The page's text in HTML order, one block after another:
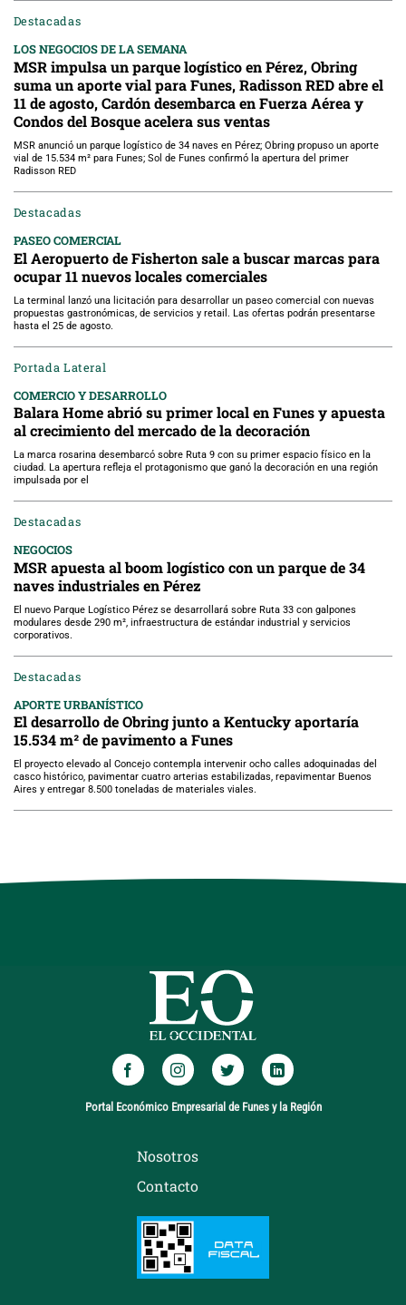
Destacadas
LOS NEGOCIOS DE LA SEMANA
MSR impulsa un parque logístico en Pérez, Obring
suma un aporte vial para Funes, Radisson RED abre el
11 de agosto, Cardón desembarca en Fuerza Aérea y
Condos del Bosque acelera sus ventas
MSR anunció un parque logístico de 34 naves en Pérez; Obring propuso un aporte
vial de 15.534 m² para Funes; Sol de Funes confirmó la apertura del primer
Radisson RED
Destacadas
PASEO COMERCIAL
El Aeropuerto de Fisherton sale a buscar marcas para
ocupar 11 nuevos locales comerciales
La terminal lanzó una licitación para desarrollar un paseo comercial con nuevas
propuestas gastronómicas, de servicios y retail. Las ofertas podrán presentarse
hasta el 25 de agosto.
Portada Lateral
COMERCIO Y DESARROLLO
Balara Home abrió su primer local en Funes y apuesta
al crecimiento del mercado de la decoración
La marca rosarina desembarcó sobre Ruta 9 con su primer espacio físico en la
ciudad. La apertura refleja el protagonismo que ganó la decoración en una región
impulsada por el
Destacadas
NEGOCIOS
MSR apuesta al boom logístico con un parque de 34
naves industriales en Pérez
El nuevo Parque Logístico Pérez se desarrollará sobre Ruta 33 con galpones
modulares desde 290 m², infraestructura de estándar industrial y servicios
corporativos.
Destacadas
APORTE URBANÍSTICO
El desarrollo de Obring junto a Kentucky aportaría
15.534 m² de pavimento a Funes
El proyecto elevado al Concejo contempla intervenir ocho calles adoquinadas del
casco histórico, pavimentar cuatro arterias estabilizadas, repavimentar Buenos
Aires y entregar 8.500 toneladas de materiales viales.
Portal Económico Empresarial de Funes y la Región
Nosotros
Contacto